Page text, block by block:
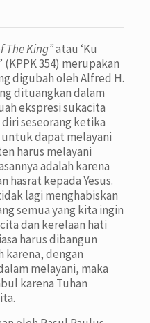
The King”atau ‘Ku
(KPPK 354) merupakan
digubah oleh Alfred H.
dituangkan dalam
ekspresi sukacita
seseorang ketika
dapat melayani
harus melayani
adalah karena
hasrat kepada Yesus.
lagi menghabiskan
semua yang kita ingin
dan kerelaan hati
harus dibangun
karena, dengan
melayani, maka
karena Tuhan